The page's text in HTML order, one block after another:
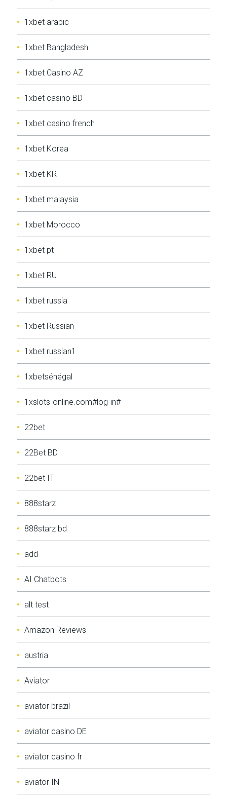
1xbet arabic
1xbet Bangladesh
1xbet Casino AZ
1xbet casino BD
1xbet casino french
1xbet Korea
1xbet KR
1xbet malaysia
1xbet Morocco
1xbet pt
1xbet RU
1xbet russia
1xbet Russian
1xbet russian1
1xbetsénégal
1xslots-online.com#log-in#
22bet
22Bet BD
22bet IT
888starz
888starz bd
add
AI Chatbots
alt test
Amazon Reviews
austria
Aviator
aviator brazil
aviator casino DE
aviator casino fr
aviator IN